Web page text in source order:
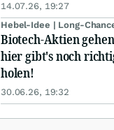
14.07.26, 19:27
Hebel-Idee | Long-
Biotech-Aktien
hier gibt's noch
holen!
30.06.26, 19:32